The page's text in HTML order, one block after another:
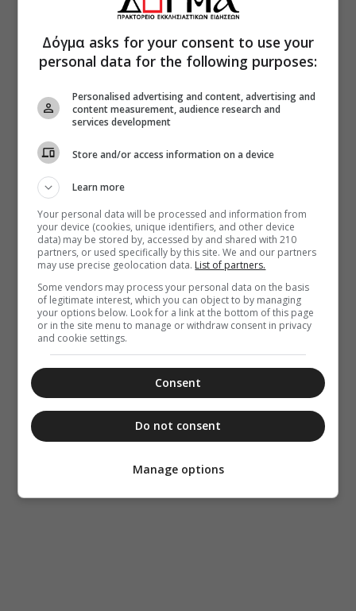
Δόγμα asks for your consent to use your
personal data for the following purposes:
Personalised advertising and content, advertising and
content measurement, audience research and
services development
Store and/or access information on a device
Learn more
Your personal data will be processed and information from
your device (cookies, unique identifiers, and other device
data) may be stored by, accessed by and shared with 210
partners, or used specifically by this site. We and our partners
may use precise geolocation data. List of partners.
Some vendors may process your personal data on the basis
of legitimate interest, which you can object to by managing
your options below. Look for a link at the bottom of this page
or in the site menu to manage or withdraw consent in privacy
and cookie settings.
Consent
Do not consent
Manage options